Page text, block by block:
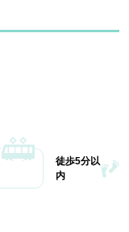
徒歩5分以
内